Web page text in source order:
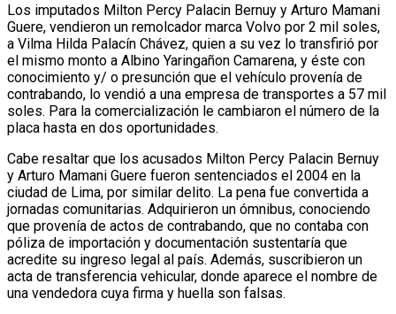
Los imputados Milton Percy Palacin Bernuy y Arturo Mamani
Guere, vendieron un remolcador marca Volvo por 2 mil soles,
a Vilma Hilda Palacín Chávez, quien a su vez lo transfirió por
el mismo monto a Albino Yaringañon Camarena, y éste con
conocimiento y/ o presunción que el vehículo provenía de
contrabando, lo vendió a una empresa de transportes a 57 mil
soles. Para la comercialización le cambiaron el número de la
placa hasta en dos oportunidades.
Cabe resaltar que los acusados Milton Percy Palacin Bernuy
y Arturo Mamani Guere fueron sentenciados el 2004 en la
ciudad de Lima, por similar delito. La pena fue convertida a
jornadas comunitarias. Adquirieron un ómnibus, conociendo
que provenía de actos de contrabando, que no contaba con
póliza de importación y documentación sustentaría que
acredite su ingreso legal al país. Además, suscribieron un
acta de transferencia vehicular, donde aparece el nombre de
una vendedora cuya firma y huella son falsas.